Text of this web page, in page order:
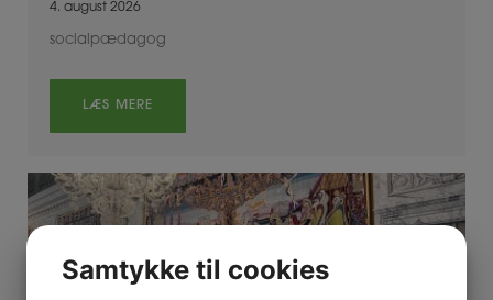
4. august 2026
socialpædagog
LÆS MERE
Samtykke til cookies